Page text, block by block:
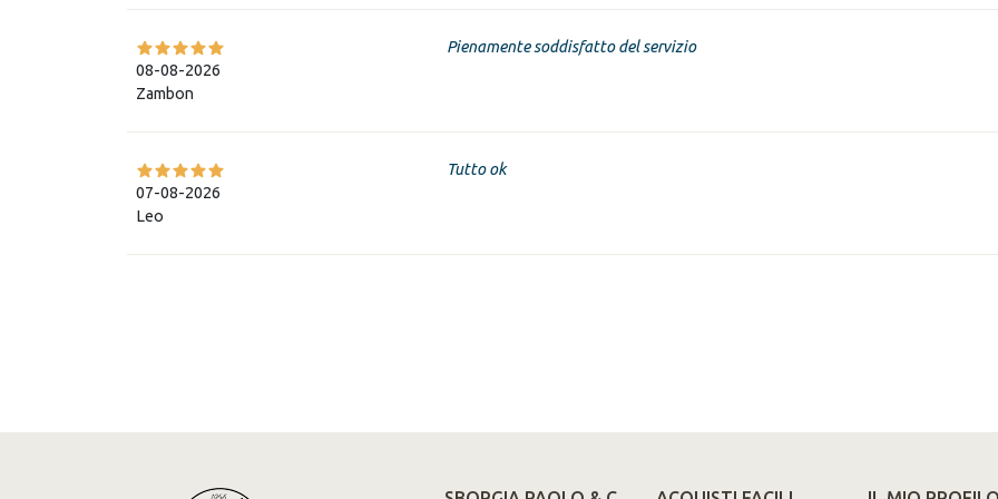
08-08-2026
Zambon
Pienamente soddisfatto del servizio
07-08-2026
Leo
Tutto ok